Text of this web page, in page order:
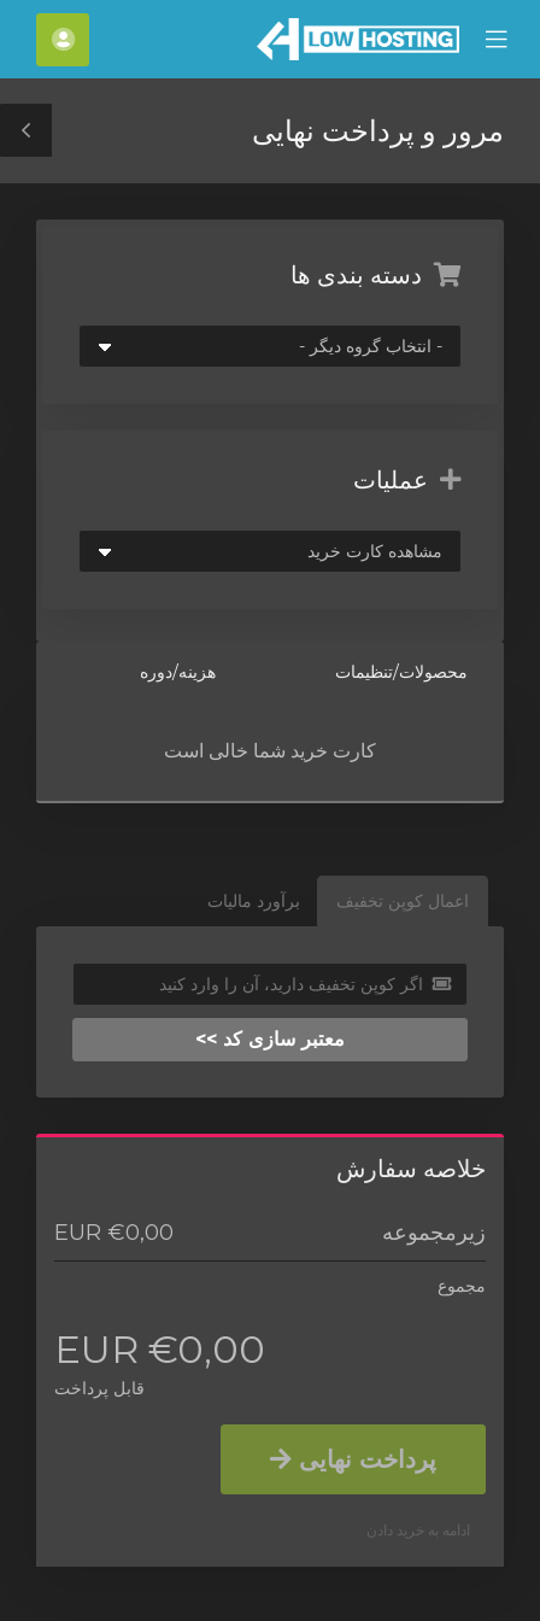
Mobile
Menu
مرور و پرداخت نهایی
دسته بندی ها
عملیات
محصولات/تنظیمات هزینه/دوره
کارت خرید شما خالی است
اعمال کوپن تخفیف برآورد مالیات
معتبر سازی کد >>
خلاصه سفارش
زیرمجموعه €0,00 EUR
مجموع
€0,00 EUR
قابل پرداخت
پرداخت نهایی
ادامه به خرید دادن